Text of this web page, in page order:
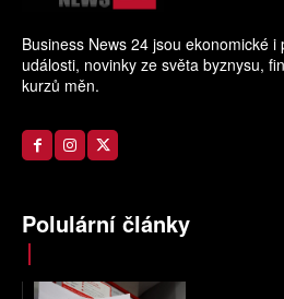
Business News 24 jsou ekonomické
události, novinky ze světa byznysu,
kurzů měn.
Polulární články